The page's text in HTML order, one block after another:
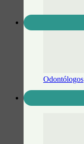
Odontólogos